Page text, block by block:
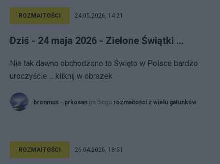
ROZMAITOŚCI 24.05.2026, 14:21
Dziś - 24 maja 2026 - Zielone Świątki ...
Nie tak dawno obchodzono to Święto w Polsce bardzo
uroczyście ... kliknij w obrazek
bronmus - prkosan na blogu rozmaitości z wielu gatunków
ROZMAITOŚCI 26.04.2026, 18:51